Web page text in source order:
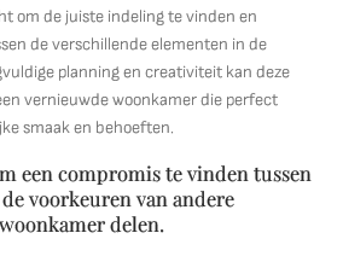
om de juiste indeling te vinden en
de verschillende elementen in de
planning en creativiteit kan deze
vernieuwde woonkamer die perfect
smaak en behoeften.
een compromis te vinden tussen
voorkeuren van andere
delen.